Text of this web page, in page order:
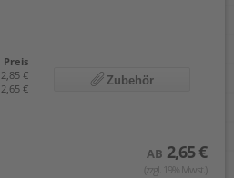
Preis
2,85 €
2,65 €
Zubehör
AB 2,65 €
(zzgl. 19% Mwst.)